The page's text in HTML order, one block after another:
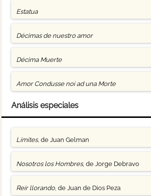
Estatua
Décimas de nuestro amor
Décima Muerte
Amor Condusse noi ad una Morte
Análisis especiales
Límites, de Juan Gelman
Nosotros los Hombres, de Jorge Debravo
Reír llorando, de Juan de Dios Peza